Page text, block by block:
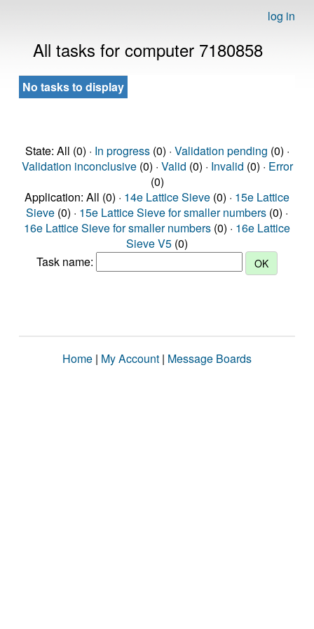
log in
All tasks for computer 7180858
No tasks to display
State: All (0) · In progress(0) · Validation pending (0) ·
Validation inconclusive(0) · Valid (0) · Invalid (0) · Error
(0)
Application: All (0) · 14e Lattice Sieve (0) · 15e Lattice
Sieve (0) · 15e Lattice Sieve for smaller numbers (0) ·
16e Lattice Sieve for smaller numbers (0) · 16e Lattice
Sieve V5 (0)
Task name:
Home | My Account | Message Boards